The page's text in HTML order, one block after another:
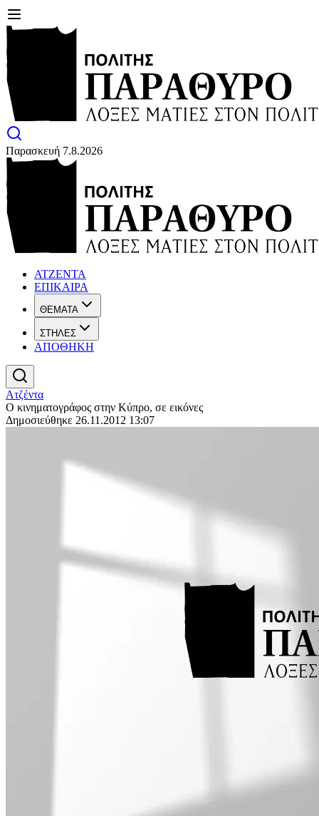
Παρασκευή 7.8.2026
ΑΤΖΕΝΤΑ
ΕΠΙΚΑΙΡΑ
ΘΕΜΑΤΑ
ΣΤΗΛΕΣ
ΑΠΟΘΗΚΗ
Ατζέντα
Ο κινηματογράφος στην Κύπρο, σε εικόνες
Δημοσιεύθηκε 26.11.2012 13:07